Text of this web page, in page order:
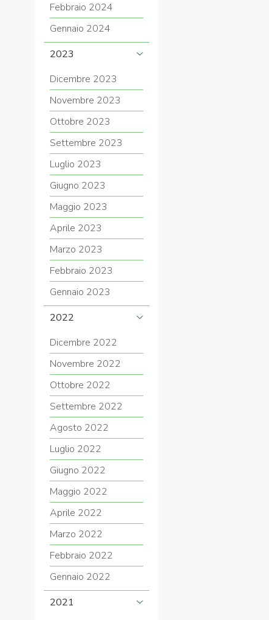
Febbraio 2024
Gennaio 2024
2023
Dicembre 2023
Novembre 2023
Ottobre 2023
Settembre 2023
Luglio 2023
Giugno 2023
Maggio 2023
Aprile 2023
Marzo 2023
Febbraio 2023
Gennaio 2023
2022
Dicembre 2022
Novembre 2022
Ottobre 2022
Settembre 2022
Agosto 2022
Luglio 2022
Giugno 2022
Maggio 2022
Aprile 2022
Marzo 2022
Febbraio 2022
Gennaio 2022
2021